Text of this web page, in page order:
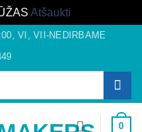
Atšaukti
VI, VII-NEDIRBAME
0